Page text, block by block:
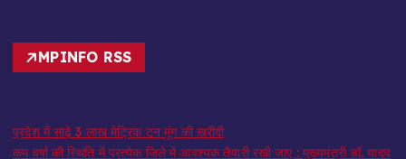
MPINFO RSS
प्रदेश में साढ़े 3 लाख मेट्रिक टन मूंग की खरीदी
कम वर्षा की स्थिति में प्रत्येक जिले में आवश्यक तैयारी रखी जाए : मुख्यमंत्री डॉ. यादव